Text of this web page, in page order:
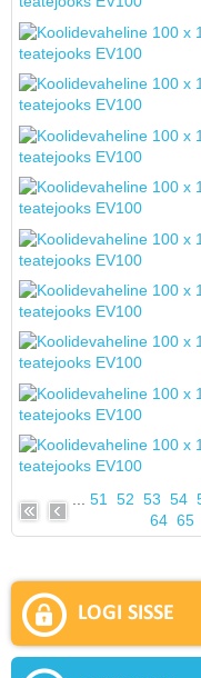
51 52 53 54
64 65
LOGI SISSE